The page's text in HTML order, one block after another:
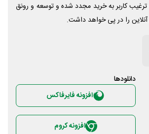
کاربر به خرید مجدد شده و توسعه و رونق
را در پی خواهد داشت.
دانلود‌ها
افزونه فایرفاکس
افزونه کروم